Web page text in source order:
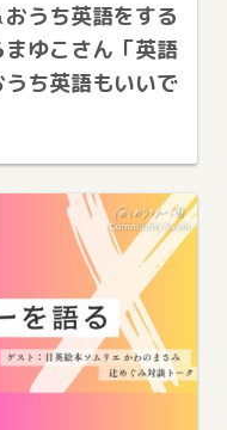
うち英語をする
ゆこさん「英語
ち英語もいいで